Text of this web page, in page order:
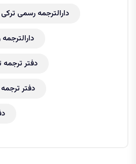
دارالترجمه رسمی
دفتر ترجمه
دفتر